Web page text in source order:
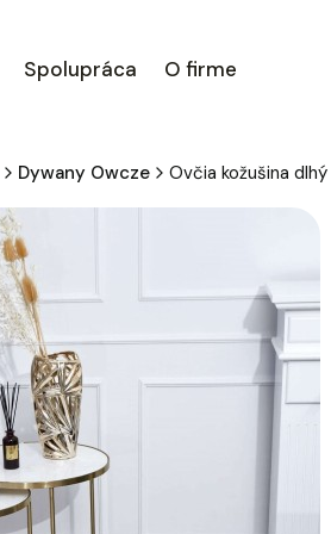
Spolupráca O firme
Dywany Owcze Ovčia kožušina dlhý